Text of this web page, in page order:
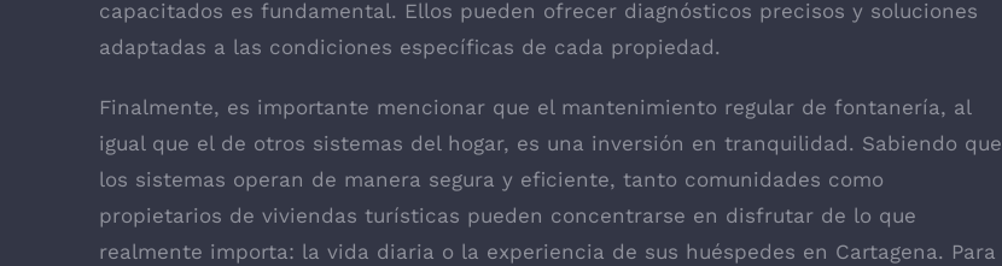
capacitados es fundamental. Ellos pueden ofrecer diagnósticos precisos y soluciones
adaptadas a las condiciones específicas de cada propiedad.
Finalmente, es importante mencionar que el mantenimiento regular de fontanería, al
igual que el de otros sistemas del hogar, es una inversión en tranquilidad. Sabiendo que
los sistemas operan de manera segura y eficiente, tanto comunidades como
propietarios de viviendas turísticas pueden concentrarse en disfrutar de lo que
realmente importa: la vida diaria o la experiencia de sus huéspedes en Cartagena. Para